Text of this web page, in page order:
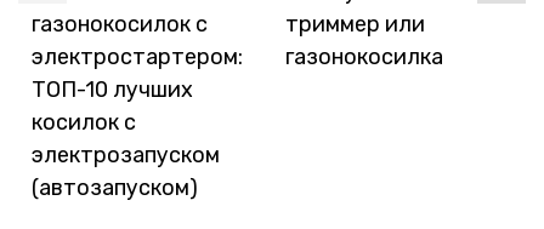
газонокосилок с
электростартером:
ТОП-10 лучших
косилок с
электрозапуском
(автозапуском)
триммер или
газонокосилка